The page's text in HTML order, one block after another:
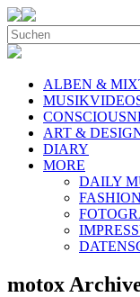
ALBEN &
ART &
DIARY
MORE
DAILY
motox